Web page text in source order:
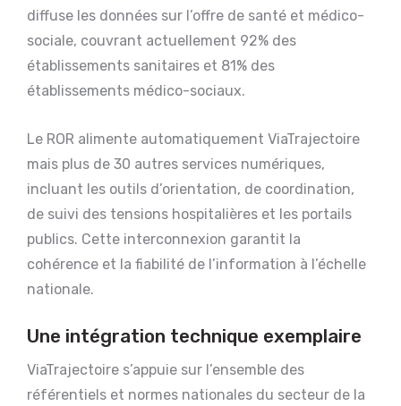
diffuse les données sur l’offre de santé et médico-
sociale, couvrant actuellement 92% des
établissements sanitaires et 81% des
établissements médico-sociaux.
Le ROR alimente automatiquement ViaTrajectoire
mais plus de 30 autres services numériques,
incluant les outils d’orientation, de coordination,
de suivi des tensions hospitalières et les portails
publics. Cette interconnexion garantit la
cohérence et la fiabilité de l’information à l’échelle
nationale.
Une intégration technique exemplaire
ViaTrajectoire s’appuie sur l’ensemble des
référentiels et normes nationales du secteur de la